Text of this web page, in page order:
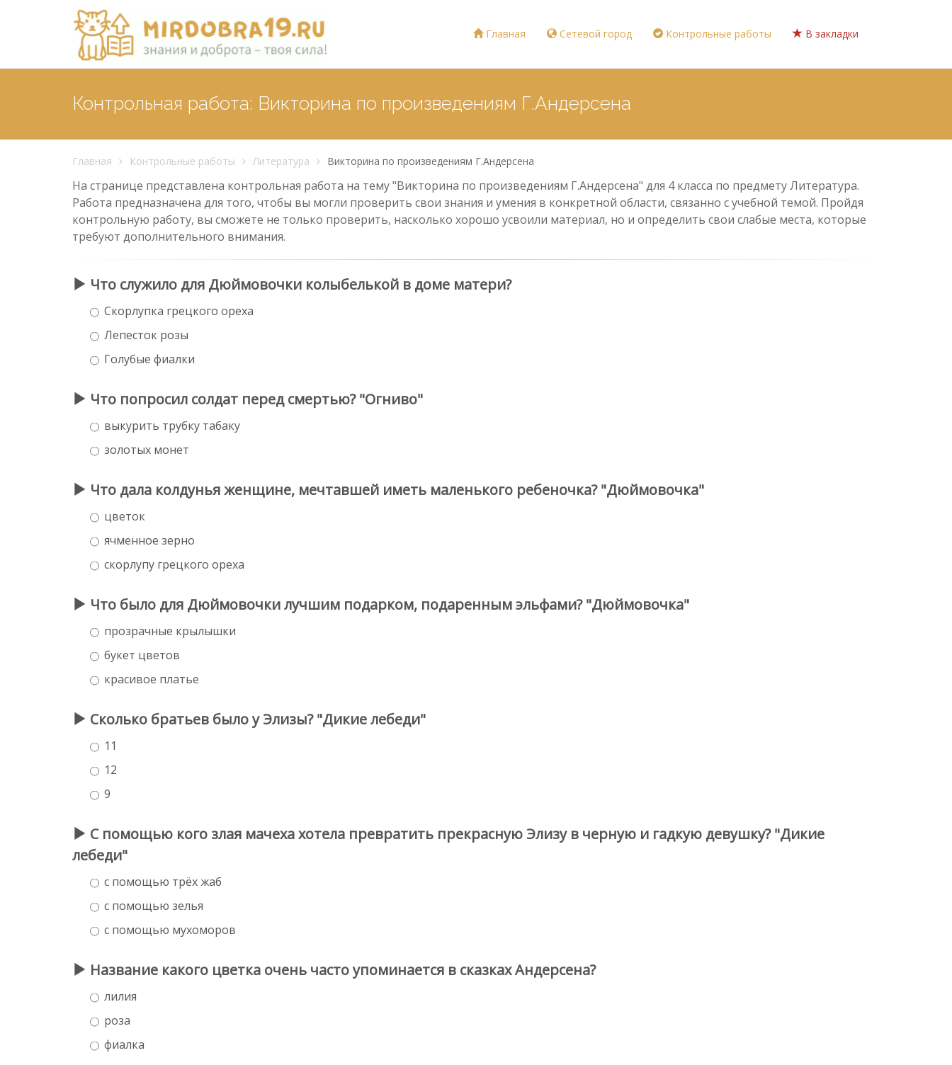
Главная Сетевой город Контрольные работы В закладки
Контрольная работа: Викторина по произведениям Г.Андерсена
Главная Контрольные работы Литература Викторина по произведениям Г.Андерсена
На странице представлена контрольная работа на тему "Викторина по произведениям Г.Андерсена" для 4 класса по предмету Литература.
Работа предназначена для того, чтобы вы могли проверить свои знания и умения в конкретной области, связанно с учебной темой. Пройдя
контрольную работу, вы сможете не только проверить, насколько хорошо усвоили материал, но и определить свои слабые места, которые
требуют дополнительного внимания.
Что служило для Дюймовочки колыбелькой в доме матери?
Скорлупка грецкого ореха
Лепесток розы
Голубые фиалки
Что попросил солдат перед смертью? "Огниво"
выкурить трубку табаку
золотых монет
Что дала колдунья женщине, мечтавшей иметь маленького ребеночка? "Дюймовочка"
цветок
ячменное зерно
скорлупу грецкого ореха
Что было для Дюймовочки лучшим подарком, подаренным эльфами? "Дюймовочка"
прозрачные крылышки
букет цветов
красивое платье
Сколько братьев было у Элизы? "Дикие лебеди"
11
12
9
С помощью кого злая мачеха хотела превратить прекрасную Элизу в черную и гадкую девушку? "Дикие
лебеди"
с помощью трёх жаб
с помощью зелья
с помощью мухоморов
Название какого цветка очень часто упоминается в сказках Андерсена?
лилия
роза
фиалка